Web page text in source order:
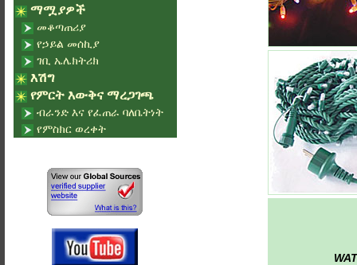
ማሟያዎች
መቆጣጠሪያ
የኃይል መሰኪያ
ገቢ ኤሌክትሪክ
እሽግ
የምርት እውቅና ማረጋገጫ
ብራንድ እና የፈጠራ ባለቤትነት
የምስክር ወረቀት